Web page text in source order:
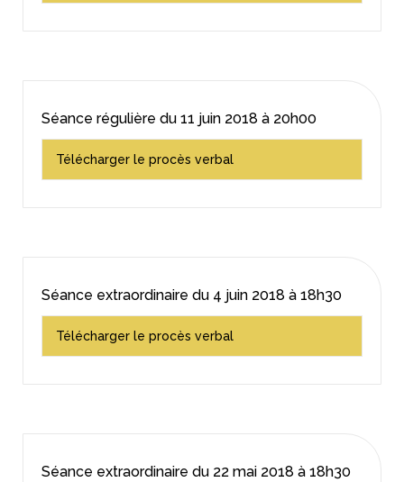
Séance régulière du 11 juin 2018 à 20h00
Télécharger le procès verbal
Séance extraordinaire du 4 juin 2018 à 18h30
Télécharger le procès verbal
Séance extraordinaire du 22 mai 2018 à 18h30